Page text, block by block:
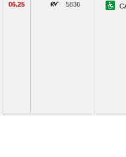
06.25 5836